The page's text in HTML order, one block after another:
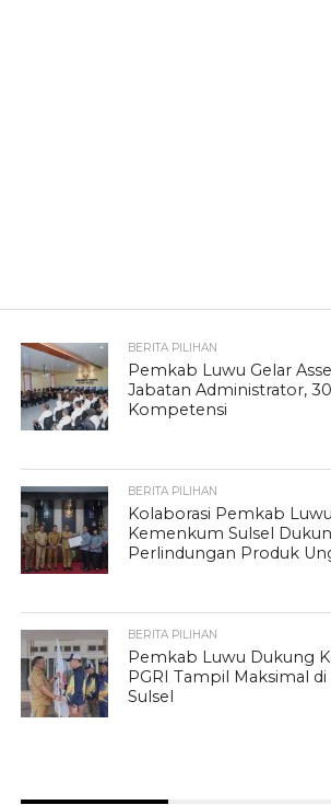
BERITA PILIHAN
Pemkab Luwu Gelar
Jabatan Administrator,
Kompetensi
BERITA PILIHAN
Kolaborasi Pemkab
Kemenkum Sulsel
Perlindungan Produk
BERITA PILIHAN
Pemkab Luwu Dukung
PGRI Tampil Maksimal
Sulsel